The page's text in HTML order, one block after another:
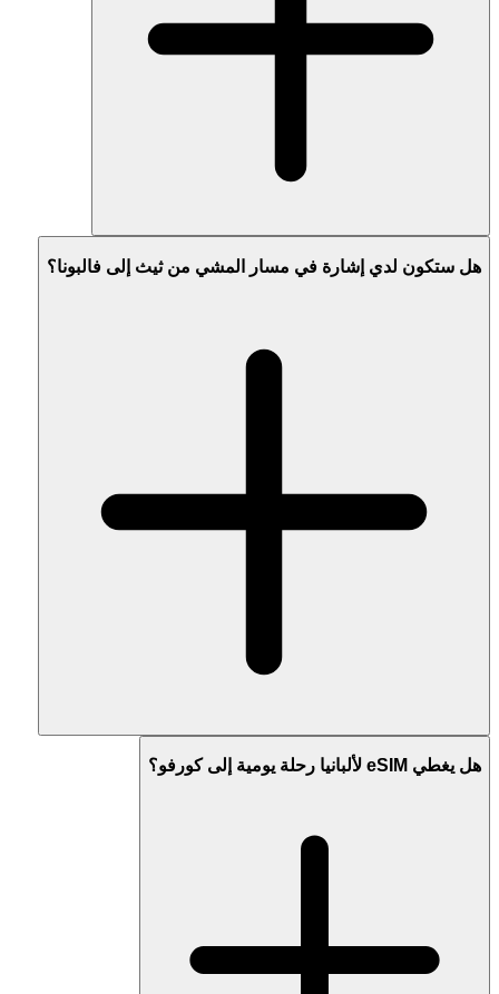
هل ستكون لدي إشارة في مسار المشي من ثيث إلى فالبونا؟
هل يغطي eSIM لألبانيا رحلة يومية إلى كورفو؟